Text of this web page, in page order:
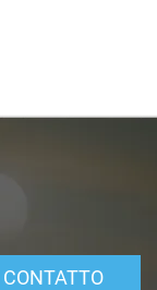
CONTATTO